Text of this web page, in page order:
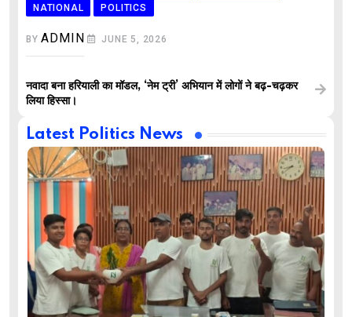
NATIONAL
POLITICS
BYADMIN JUNE 5, 2026
नवादा बना हरियाली का मॉडल, ‘नेम ट्री’ अभियान में लोगों ने बढ़-चढ़कर
लिया हिस्सा।
Latest Politics News